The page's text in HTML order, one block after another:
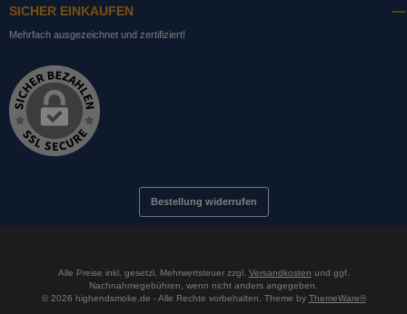
SICHER EINKAUFEN
Mehrfach ausgezeichnet und zertifiziert!
Bestellung widerrufen
Alle Preise inkl. gesetzl. Mehrwertsteuer zzgl. Versandkosten und ggf.
Nachnahmegebühren, wenn nicht anders angegeben.
© 2026 highendsmoke.de - Alle Rechte vorbehalten. Theme by ThemeWare®